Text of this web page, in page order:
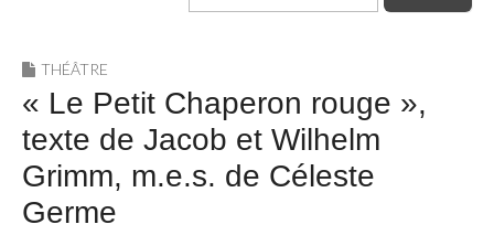
THÉÂTRE
« Le Petit Chaperon rouge »,
texte de Jacob et Wilhelm
Grimm, m.e.s. de Céleste
Germe